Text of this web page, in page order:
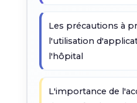
Les précautions à
l'utilisation
l'hôpital
L'importance de